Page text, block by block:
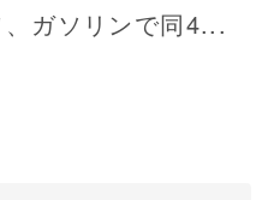
ガソリンで同4...